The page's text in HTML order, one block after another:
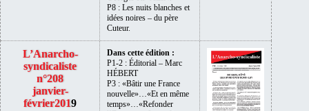
P8 : Les nuits blanches et
idées noires – du père
Cuteur.
L’Anarcho-
syndicaliste
n°208
janvier-
février2019
Dans cette édition :
P1-2 : Éditorial – Marc
HÉBERT
P3 : «Bâtir une France
nouvelle»…«Et en même
temps»…«Refonder